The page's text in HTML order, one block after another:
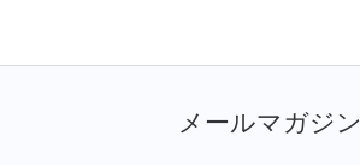
メールマガジン